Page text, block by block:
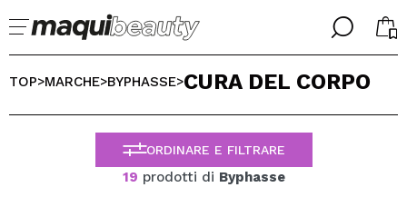
╳
BENVENUTO!
╳
SELEZIONA LA TUA LINGUA
ITALIANO
ESPAÑOL
ENGLISH
FRANCES
TOP>MARCHE>BYPHASSE>CURA DEL CORPO
ORDINARE E FILTRARE
19 prodotti di Byphasse